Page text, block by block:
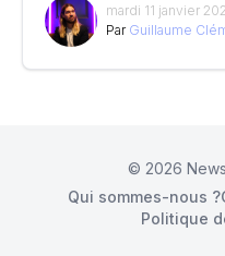
mardi 11 janvier
Par Guillaume
© 2026
Qui sommes-nous ?
Politique